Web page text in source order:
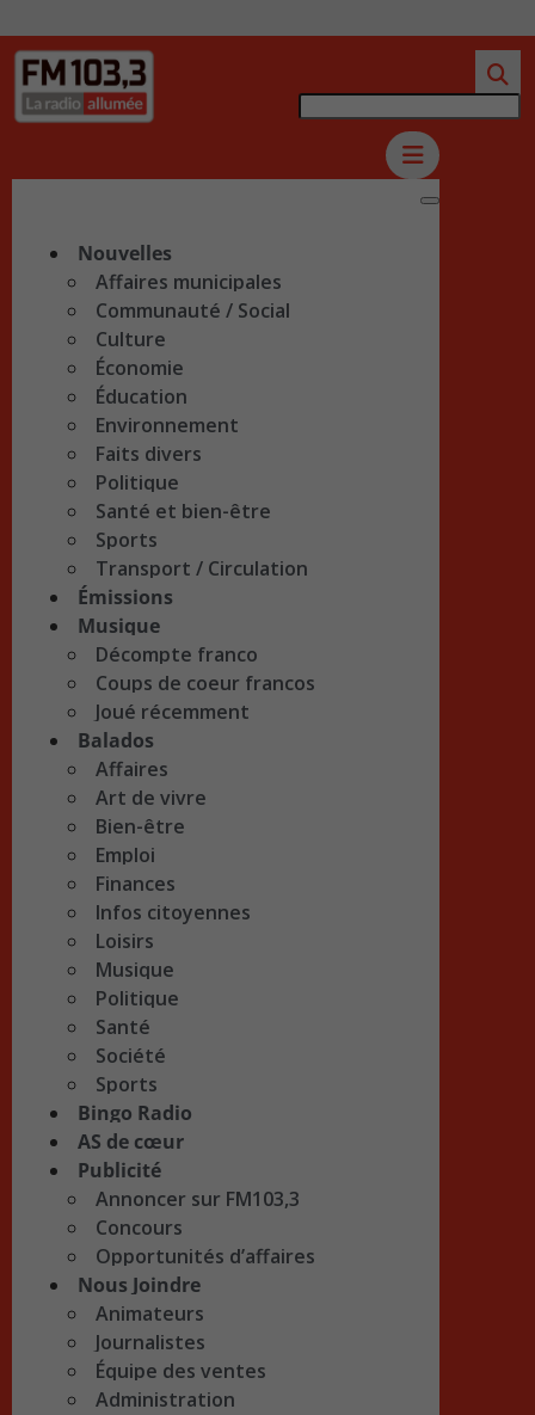
Nouvelles
Affaires municipales
Communauté / Social
Culture
Économie
Éducation
Environnement
Faits divers
Politique
Santé et bien-être
Sports
Transport / Circulation
Émissions
Musique
Décompte franco
Coups de coeur francos
Joué récemment
Balados
Affaires
Art de vivre
Bien-être
Emploi
Finances
Infos citoyennes
Loisirs
Musique
Politique
Santé
Société
Sports
Bingo Radio
AS de cœur
Publicité
Annoncer sur FM103,3
Concours
Opportunités d’affaires
Nous Joindre
Animateurs
Journalistes
Équipe des ventes
Administration